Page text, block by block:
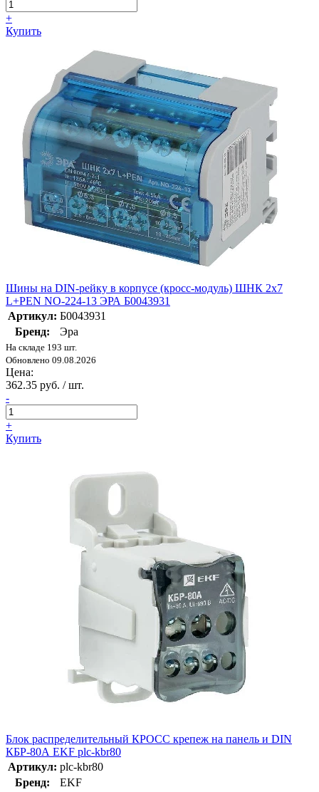
+
Купить
Шины на DIN-рейку в корпусе (кросс-модуль) ШНК 2х7
L+PEN NO-224-13 ЭРА Б0043931
Артикул: Б0043931
Бренд:
Эра
На складе 193 шт.
Обновлено 09.08.2026
Цена:
362.35 руб. / шт.
-
+
Купить
Блок распределительный КРОСС крепеж на панель и DIN
КБР-80А EKF plc-kbr80
Артикул: plc-kbr80
Бренд:
EKF